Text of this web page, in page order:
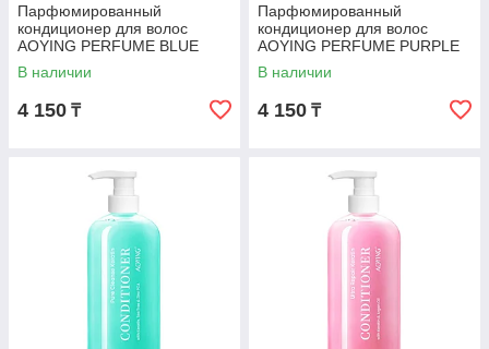
Парфюмированный
кондиционер для волос
AOYING PERFUME BLUE
Глубокое увлажнение с
кератином, 500 мл
В наличии
4 150 ₸
Парфюмированный
кондиционер для волос
AOYING PERFUME PURPLE
Защита цвета с кератином,
500 мл
В наличии
4 150 ₸